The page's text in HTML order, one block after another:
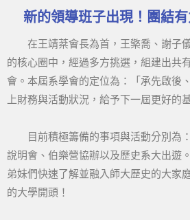
新的領導班子出現！團結有
在王靖棻會長為首，王檠喬、謝子
的核心圈中，經過多方挑選，組建出共
會。本屆系學會的定位為：「承先啟後
上財務與活動狀況，給予下一屆更好的
目前積極籌備的事項與活動分別為
說明會、伯樂營協辦以及歷史系大出遊
弟妹們快速了解並融入師大歷史的大家
的大學開頭！